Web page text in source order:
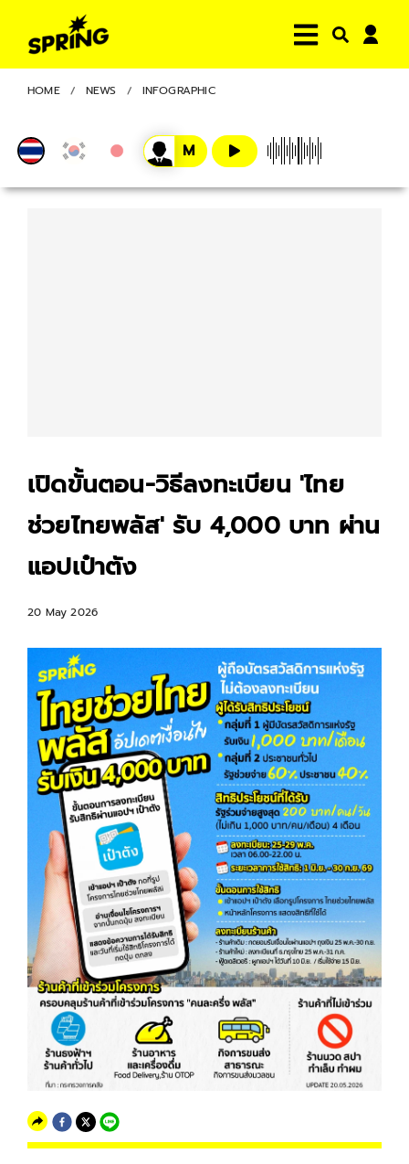
HOME NEWS INFOGRAPHIC
เปิดขั้นตอน-วิธีลงทะเบียน 'ไทย
ช่วยไทยพลัส' รับ 4,000 บาท ผ่าน
แอปเป๋าตัง
20 May 2026